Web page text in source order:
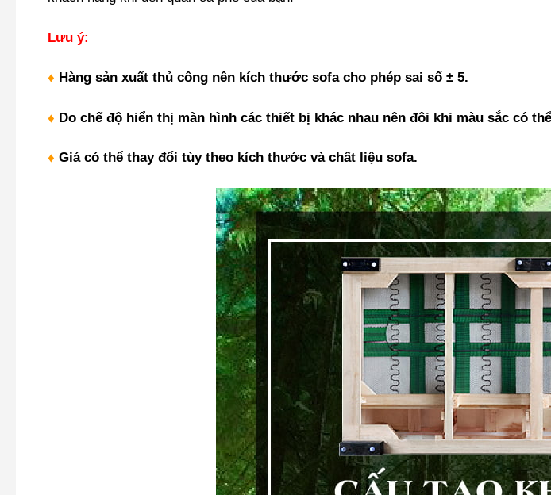
Lưu ý:
♦ Hàng sản xuất thủ công nên kích thước sofa cho phép sai số ± 5.
♦ Do chế độ hiển thị màn hình các thiết bị khác nhau nên đôi khi màu sắc có
♦ Giá có thể thay đổi tùy theo kích thước và chất liệu sofa.